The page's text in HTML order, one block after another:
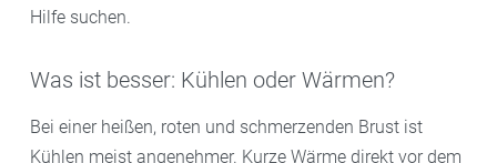
Hilfe suchen.
Was ist besser: Kühlen oder Wärmen?
Bei einer heißen, roten und schmerzenden Brust ist
Kühlen meist angenehmer. Kurze Wärme direkt vor dem